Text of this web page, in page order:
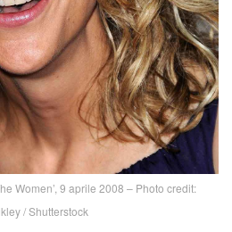
Women’, 9 aprile 2008 – Photo credit:
/ Shutterstock